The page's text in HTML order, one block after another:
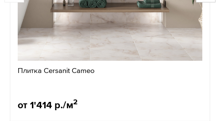
Плитка Cersanit Cameo
от 1'414 р./м2